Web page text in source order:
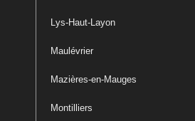
Lys-Haut-Layon
Maulévrier
Mazières-en-Mauges
Montilliers